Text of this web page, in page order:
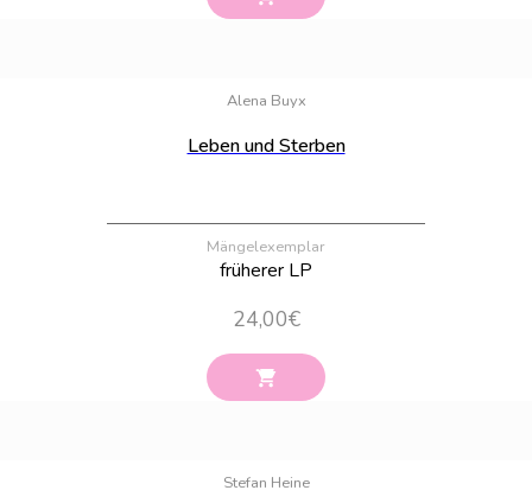
Alena Buyx
Leben und Sterben
Mängelexemplar
früherer LP
24,00€
Stefan Heine